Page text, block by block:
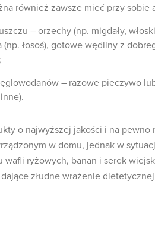
również zawsze mieć przy sobie
– orzechy (np. migdały,
(np. łosoś), gotowe wędliny z
– razowe pieczywo
o najwyższej jakości i na
w domu, jednak w
wafli ryżowych, banan i serek
dające złudne wrażenie